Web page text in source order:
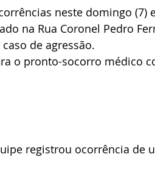
neste domingo (7)
na Rua Coronel Pedro
de agressão.
o pronto-socorro médico
registrou ocorrência de